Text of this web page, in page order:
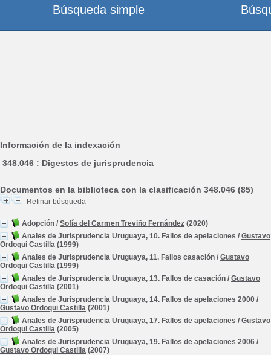
Información de la indexación
348.046 : Digestos de jurisprudencia
Documentos en la biblioteca con la clasificación 348.046 (85)
Refinar búsqueda
Adopción / Sofía del Carmen Treviño Fernández (2020)
Anales de Jurisprudencia Uruguaya, 10. Fallos de apelaciones / Gustavo
Ordoqui Castilla (1999)
Anales de Jurisprudencia Uruguaya, 11. Fallos casación / Gustavo
Ordoqui Castilla (1999)
Anales de Jurisprudencia Uruguaya, 13. Fallos de casación / Gustavo
Ordoqui Castilla (2001)
Anales de Jurisprudencia Uruguaya, 14. Fallos de apelaciones 2000 /
Gustavo Ordoqui Castilla (2001)
Anales de Jurisprudencia Uruguaya, 17. Fallos de apelaciones / Gustavo
Ordoqui Castilla (2005)
Anales de Jurisprudencia Uruguaya, 19. Fallos de apelaciones 2006 /
Gustavo Ordoqui Castilla (2007)
Búsqueda simple